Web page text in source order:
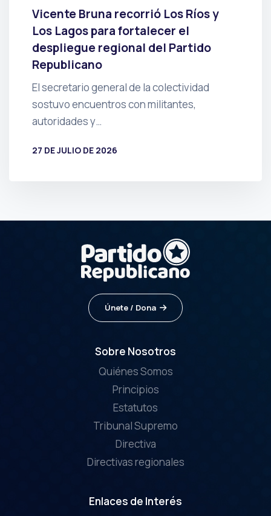
Vicente Bruna recorrió Los Ríos y
Los Lagos para fortalecer el
despliegue regional del Partido
Republicano
El secretario general de la colectividad
sostuvo encuentros con militantes,
autoridades y…
27 DE JULIO DE 2026
Únete / Dona
Sobre Nosotros
Quiénes Somos
Principios
Estatutos
Tribunal Supremo
Directiva
Directivas regionales
Enlaces de Interés